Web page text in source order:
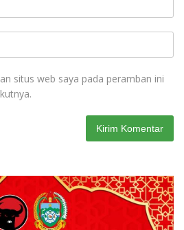
situs web saya pada peramban ini